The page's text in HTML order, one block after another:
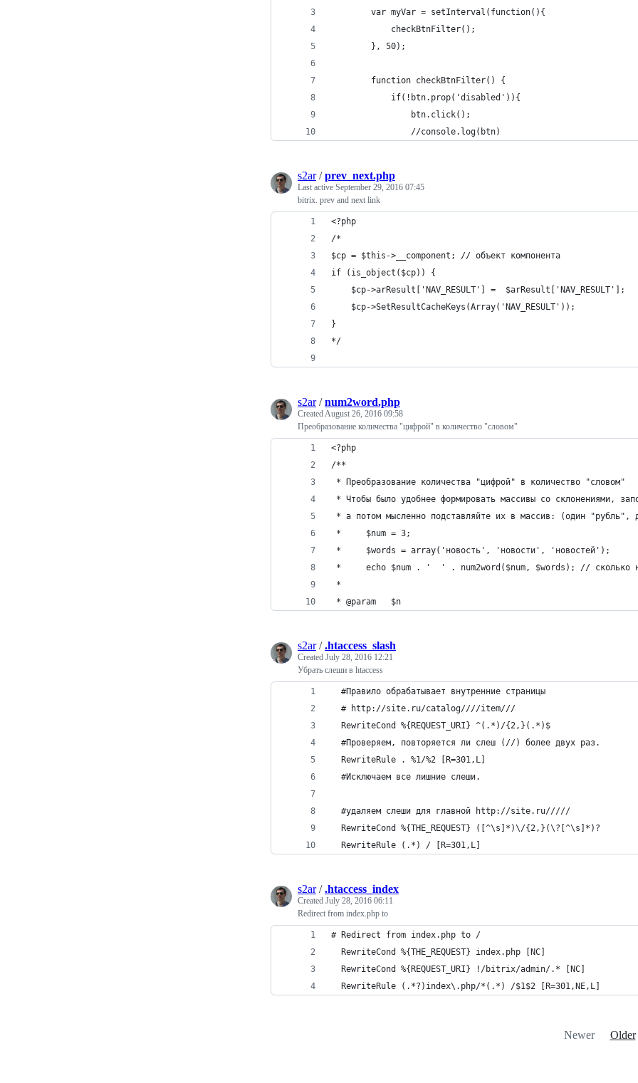
		var myVar = setInterval(function(){
            checkBtnFilter();
        }, 50);
        function checkBtnFilter() {
            if(!btn.prop('disabled')){
                btn.click();
                //console.log(btn)
s2ar/prev_next.php
Last active September 29, 2016 07:45
bitrix. prev and next link
<?php
/*
$cp = $this->__component; // объект компонента
if (is_object($cp)) {
    $cp->arResult['NAV_RESULT'] =  $arResult['NAV_RESULT'];
	$cp->SetResultCacheKeys(Array('NAV_RESULT'));
}
*/
s2ar/num2word.php
CreatedAugust 26, 2016 09:58
Преобразование количества "цифрой" в количество "словом"
<?php
/**
* Преобразование количества "цифрой" в количество "словом"
* Чтобы было удобнее формировать массивы со склонениями,
* а потом мысленно подставляйте их в массив: (один "рубль",
*     $num = 3;
*     $words = array('новость', 'новости', 'новостей');
*     echo $num . '  ' . num2word($num, $words); // сколько
*
* @param   $n
s2ar/.htaccess_slash
Created July 28, 2016 12:21
Убрать слеши в htaccess
  #Правило обрабатывает внутренние страницы
  # http://site.ru/catalog////item///
  RewriteCond %{REQUEST_URI} ^(.*)/{2,}(.*)$
  #Проверяем, повторяется ли слеш (//) более двух раз.
  RewriteRule . %1/%2 [R=301,L]
  #Исключаем все лишние слеши.
  #удаляем слеши для главной http://site.ru/////
  RewriteCond %{THE_REQUEST} ([^\s]*)\/{2,}(\?[^\s]*)?
  RewriteRule (.*) / [R=301,L]
s2ar/.htaccess_index
Created July 28, 2016 06:11
Redirect from index.php to
# Redirect from index.php to /
  RewriteCond %{THE_REQUEST} index.php [NC]
  RewriteCond %{REQUEST_URI} !/bitrix/admin/.* [NC]
  RewriteRule (.*?)index\.php/*(.*) /$1$2 [R=301,NE,L]
Newer Older